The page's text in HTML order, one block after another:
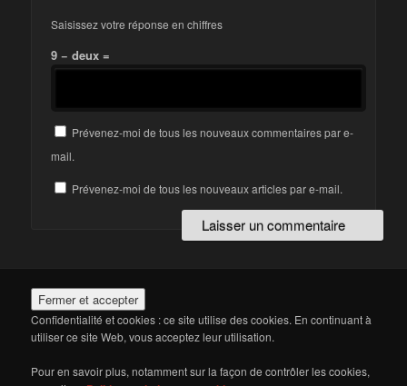
Saisissez votre réponse en chiffres
9 − deux =
Prévenez-moi de tous les nouveaux commentaires par e-
mail.
Prévenez-moi de tous les nouveaux articles par e-mail.
Confidentialité et cookies : ce site utilise des cookies. En continuant à
utiliser ce site Web, vous acceptez leur utilisation.
Pour en savoir plus, notamment sur la façon de contrôler les cookies,